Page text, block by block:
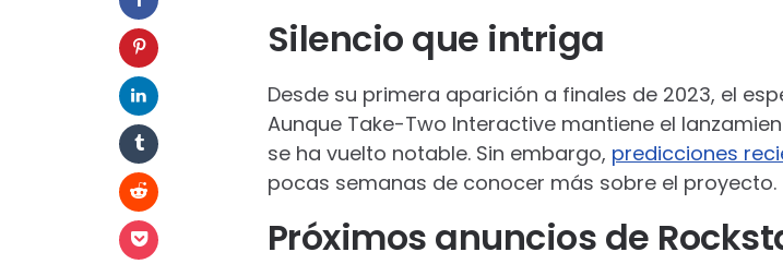
Silencio que intriga
Desde su primera aparición a finales de 2023, el
Aunque Take-Two Interactive mantiene el
se ha vuelto notable. Sin embargo, predicciones
pocas semanas de conocer más sobre el proyecto.
Próximos anuncios de